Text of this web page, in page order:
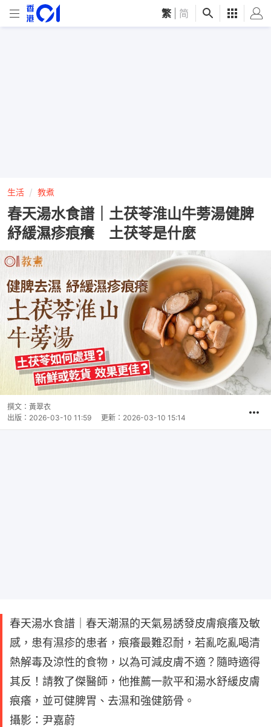
繁 简
生活 教煮
春天湯水食譜｜土茯苓淮山牛蒡湯健脾
紓緩濕疹痕癢 土茯苓是什麼
撰文： 黃翠衣
出版： 2026-03-10 11:59 更新： 2026-03-10 15:14
春天湯水食譜｜春天潮濕的天氣易誘發皮膚痕癢及敏
感，患有濕疹的患者，痕癢最難忍耐，若亂吃亂喝清
熱解毒及涼性的食物，以為可減皮膚不適？隨時適得
其反！請教了傑醫師，他推薦一款平和湯水舒緩皮膚
痕癢，並可健脾胃、去濕和強健筋骨。
攝影：尹嘉蔚